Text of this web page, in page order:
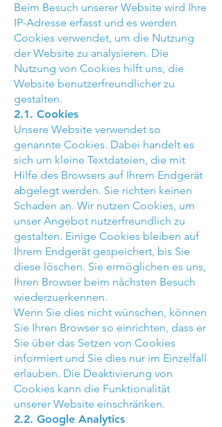
Beim Besuch unserer Website wird Ihre
IP-Adresse erfasst und es werden
Cookies verwendet, um die Nutzung
der Website zu analysieren. Die
Nutzung von Cookies hilft uns, die
Website benutzerfreundlicher zu
gestalten.
2.1. Cookies
Unsere Website verwendet so
genannte Cookies. Dabei handelt es
sich um kleine Textdateien, die mit
Hilfe des Browsers auf Ihrem Endgerät
abgelegt werden. Sie richten keinen
Schaden an. Wir nutzen Cookies, um
unser Angebot nutzerfreundlich zu
gestalten. Einige Cookies bleiben auf
Ihrem Endgerät gespeichert, bis Sie
diese löschen. Sie ermöglichen es uns,
Ihren Browser beim nächsten Besuch
wiederzuerkennen.
Wenn Sie dies nicht wünschen, können
Sie Ihren Browser so einrichten, dass er
Sie über das Setzen von Cookies
informiert und Sie dies nur im Einzelfall
erlauben. Die Deaktivierung von
Cookies kann die Funktionalität
unserer Website einschränken.
2.2. Google Analytics